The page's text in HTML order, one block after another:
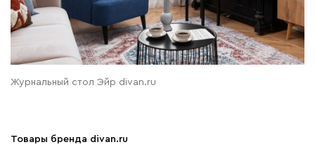
Журнальный стол Эйр divan.ru
Товары бренда divan.ru